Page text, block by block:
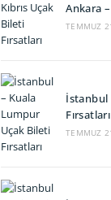
Ankara –
TEMMUZ
İstanbul
Fırsatları
TEMMUZ